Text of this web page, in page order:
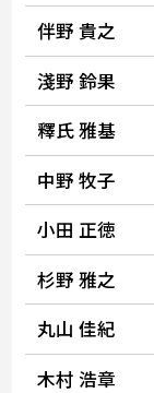
伴野 貴之
淺野 鈴果
釋氏 雅基
中野 牧子
小田 正徳
杉野 雅之
丸山 佳紀
木村 浩章